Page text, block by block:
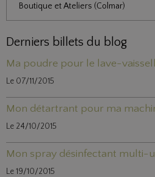
Boutique et Ateliers (Colmar)
Derniers billets du blog
Ma poudre pour le lave-
Le 07/11/2015
Mon détartrant pour ma
Le 24/10/2015
Mon spray désinfectant multi-
Le 19/10/2015